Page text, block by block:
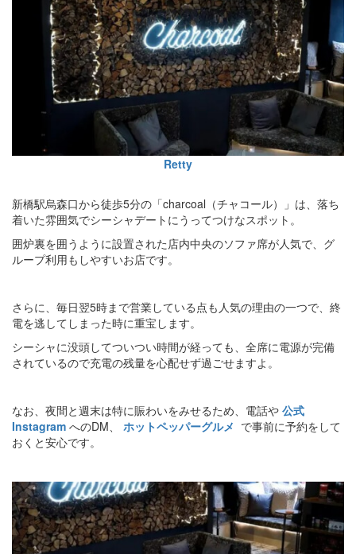
Retty
新橋駅烏森口から徒歩5分の「charcoal（チャコール）」は、落ち
着いた雰囲気でシーシャデートにうってつけなスポット。
囲炉裏を囲うように設置された店内中央のソファ席が人気で、グ
ループ利用もしやすいお店です。
さらに、毎日翌5時まで営業している点も人気の理由の一つで、終
電を逃してしまった時に重宝します。
シーシャに没頭してついつい時間が経っても、全席に電源が完備
されているので充電の残量を心配せず過ごせますよ。
なお、夜間と週末は特に賑わいをみせるため、電話や 公式
Instagram へのDM、 ホットペッパーグルメ で事前に予約をして
おくと安心です。